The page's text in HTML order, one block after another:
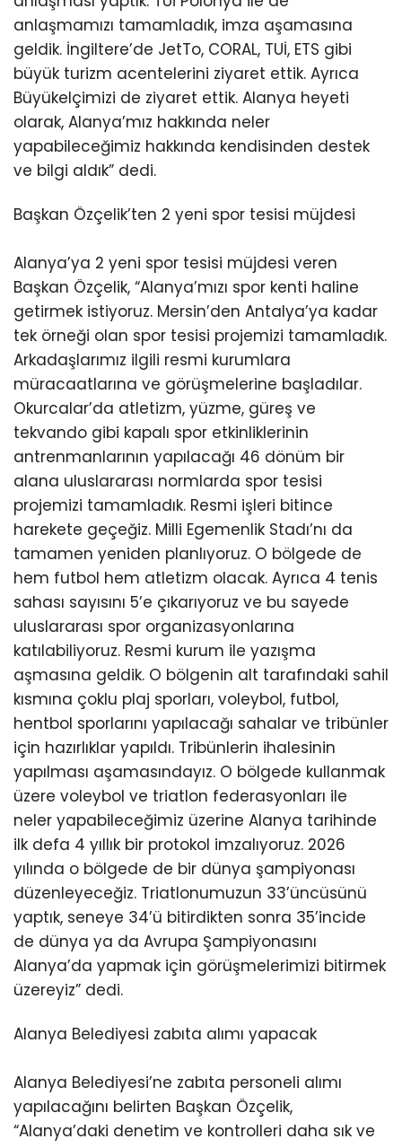
anlaşmamızı tamamladık, imza aşamasına
geldik. İngiltere’de JetTo, CORAL, TUİ, ETS gibi
büyük turizm acentelerini ziyaret ettik. Ayrıca
Büyükelçimizi de ziyaret ettik. Alanya heyeti
olarak, Alanya’mız hakkında neler
yapabileceğimiz hakkında kendisinden destek
ve bilgi aldık” dedi.
Başkan Özçelik’ten 2 yeni spor tesisi müjdesi
Alanya’ya 2 yeni spor tesisi müjdesi veren
Başkan Özçelik, “Alanya’mızı spor kenti haline
getirmek istiyoruz. Mersin’den Antalya’ya kadar
tek örneği olan spor tesisi projemizi tamamladık.
Arkadaşlarımız ilgili resmi kurumlara
müracaatlarına ve görüşmelerine başladılar.
Okurcalar’da atletizm, yüzme, güreş ve
tekvando gibi kapalı spor etkinliklerinin
antrenmanlarının yapılacağı 46 dönüm bir
alana uluslararası normlarda spor tesisi
projemizi tamamladık. Resmi işleri bitince
harekete geçeğiz. Milli Egemenlik Stadı’nı da
tamamen yeniden planlıyoruz. O bölgede de
hem futbol hem atletizm olacak. Ayrıca 4 tenis
sahası sayısını 5’e çıkarıyoruz ve bu sayede
uluslararası spor organizasyonlarına
katılabiliyoruz. Resmi kurum ile yazışma
aşmasına geldik. O bölgenin alt tarafındaki sahil
kısmına çoklu plaj sporları, voleybol, futbol,
hentbol sporlarını yapılacağı sahalar ve tribünler
için hazırlıklar yapıldı. Tribünlerin ihalesinin
yapılması aşamasındayız. O bölgede kullanmak
üzere voleybol ve triatlon federasyonları ile
neler yapabileceğimiz üzerine Alanya tarihinde
ilk defa 4 yıllık bir protokol imzalıyoruz. 2026
yılında o bölgede de bir dünya şampiyonası
düzenleyeceğiz. Triatlonumuzun 33’üncüsünü
yaptık, seneye 34’ü bitirdikten sonra 35’incide
de dünya ya da Avrupa Şampiyonasını
Alanya’da yapmak için görüşmelerimizi bitirmek
üzereyiz” dedi.
Alanya Belediyesi zabıta alımı yapacak
Alanya Belediyesi’ne zabıta personeli alımı
yapılacağını belirten Başkan Özçelik,
“Alanya’daki denetim ve kontrolleri daha sık ve